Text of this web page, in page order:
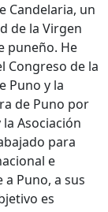
Candelaria, un
de la Virgen
puneño. He
Congreso de la
Puno y la
de Puno por
Asociación
para
e
Puno, a sus
es